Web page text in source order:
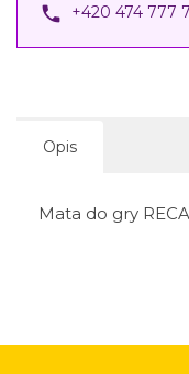
phone +420 474 777
Opis
Mata do gry